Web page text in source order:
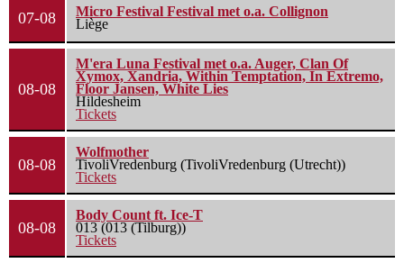
07-08
Micro Festival Festival met o.a. Collignon
Liège
08-08
M'era Luna Festival met o.a. Auger, Clan Of
Xymox, Xandria, Within Temptation, In Extremo,
Floor Jansen, White Lies
Hildesheim
Tickets
08-08
Wolfmother
TivoliVredenburg (TivoliVredenburg (Utrecht))
Tickets
08-08
Body Count ft. Ice-T
013 (013 (Tilburg))
Tickets